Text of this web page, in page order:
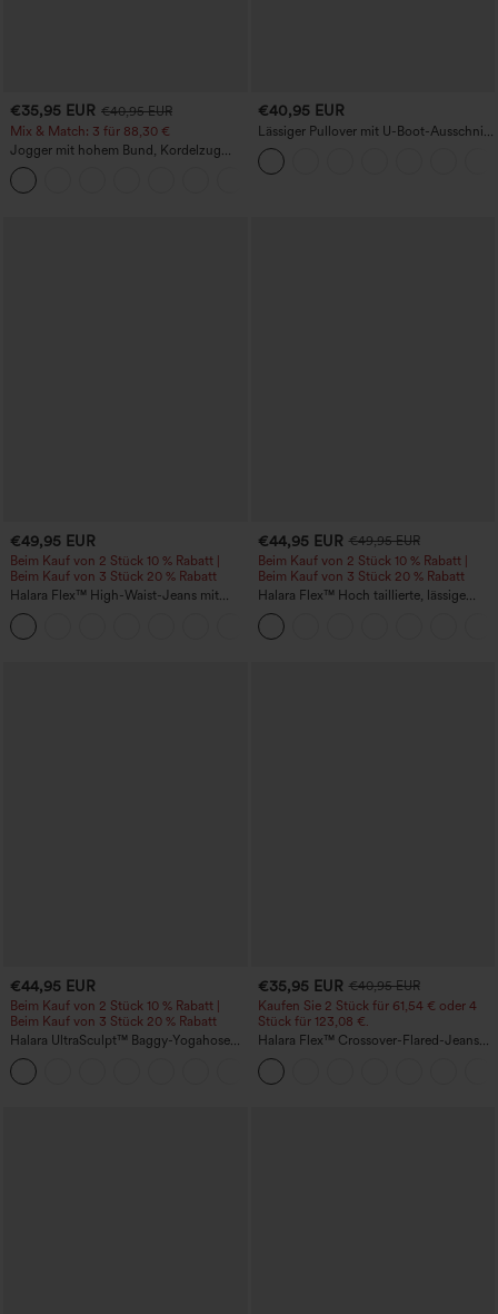
€35,95 EUR €40,95 EUR
Mix & Match: 3 für 88,30 €
Jogger mit hohem Bund, Kordelzug
und Raffung, schmal zulaufend,
schnelltrocknend mit kühlendem Griff,
mit Taschen - UPF40+
€40,95 EUR
Lässiger Pullover mit U-Boot-Ausschnitt
und Fledermausärmeln.
€49,95 EUR
Beim Kauf von 2 Stück 10 % Rabatt |
Beim Kauf von 3 Stück 20 % Rabatt
Halara Flex™ High-Waist-Jeans mit
Bauchkontrolle, weitem Bein und
Taschen
€44,95 EUR €49,95 EUR
Beim Kauf von 2 Stück 10 % Rabatt |
Beim Kauf von 3 Stück 20 % Rabatt
Halara Flex™ Hoch taillierte, lässige
Jeans mit Taschen, umgekrempeltem
Saum, weitem Bein und verwaschenem
Finish
€44,95 EUR
Beim Kauf von 2 Stück 10 % Rabatt |
Beim Kauf von 3 Stück 20 % Rabatt
Halara UltraSculpt™ Baggy-Yogahose
mit hohem Bund, Bauchkontrolle,
Color-Block-Streifen und Taschen
€35,95 EUR €40,95 EUR
Kaufen Sie 2 Stück für 61,54 € oder 4
Stück für 123,08 €.
Halara Flex™ Crossover-Flared-Jeans
aus elastischem Strick-Denim mit
hohem Bund und mehreren Taschen